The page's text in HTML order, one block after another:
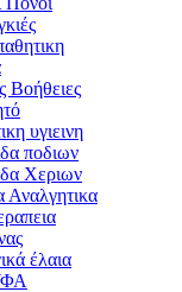
Βοήθειες
υγιεινη
ποδιων
Χεριων
Αναλγητικα
έλαια